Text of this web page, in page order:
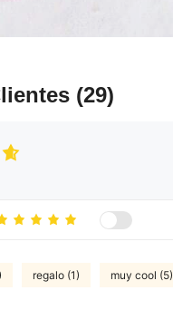
(29)
regalo (1) muy cool (5)